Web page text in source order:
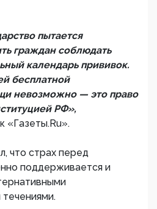
пытается
граждан соблюдать
календарь прививок.
бесплатной
невозможно — это право
РФ»,
«Газеты.Ru».
что страх перед
поддерживается и